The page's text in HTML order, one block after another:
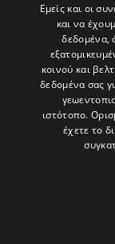
HELLO_GREECE,
!
Εμείς και οι
και να
δεδομένα,
κοινού και
δεδομένα σας
ιστότοπο.
έχετε το